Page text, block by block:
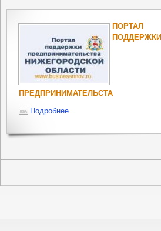
ПОРТАЛ
ПОДДЕРЖКИ
ПРЕДПРИНИМАТЕЛЬСТА
Подробнее